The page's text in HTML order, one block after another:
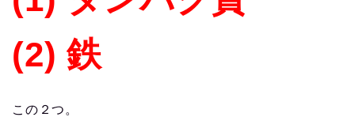
(2) 鉄
この２つ。